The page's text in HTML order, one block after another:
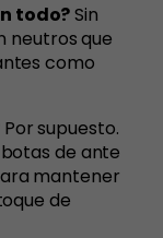
todo?Sin
neutros que
como
Por supuesto.
de ante
mantener
de